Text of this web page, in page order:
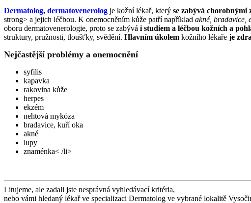
Dermatolog, dermatovenerolog je kožní lékař, který se zabývá chorobnými
strong> a jejich léčbou. K onemocněním kůže patří například akné, bradavice,
oboru dermatovenerologie, proto se zabývá i studiem a léčbou kožních a
struktury, pružnosti, tloušťky, svědění. Hlavním úkolem kožního lékaře je
Nejčastější problémy a onemocnění
syfilis
kapavka
rakovina kůže
herpes
ekzém
nehtová mykóza
bradavice, kuří oka
akné
lupy
znaménka< /li>
Litujeme, ale zadali jste nesprávná vyhledávací kritéria,
nebo vámi hledaný lékař ve specializaci Dermatolog ve vybrané lokalitě